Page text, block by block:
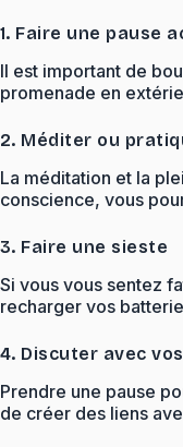
1. Faire une pause
Il est important de
promenade en
2. Méditer ou
La méditation et la
conscience, vous
3. Faire une sieste
Si vous vous sentez
recharger vos
4. Discuter avec
Prendre une pause
de créer des liens